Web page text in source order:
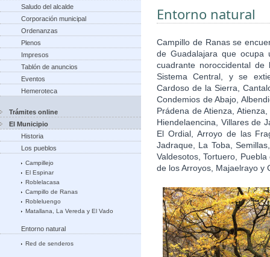
Saludo del alcalde
Corporación municipal
Ordenanzas
Plenos
Impresos
Tablón de anuncios
Eventos
Hemeroteca
Trámites online
El Municipio
Historia
Los pueblos
Campillejo
El Espinar
Roblelacasa
Campillo de Ranas
Robleluengo
Matallana, La Vereda y El Vado
Entorno natural
Red de senderos
Entorno natural
Campillo de Ranas se
de Guadalajara que ocupa
cuadrante noroccidental
Sistema Central, y se
Cardoso de la Sierra,
Condemios de Abajo,
Prádena de Atienza,
Hiendelaencina, Villares de
El Ordial, Arroyo de las
Jadraque, La Toba,
Valdesotos, Tortuero,
de los Arroyos, Majaelrayo y